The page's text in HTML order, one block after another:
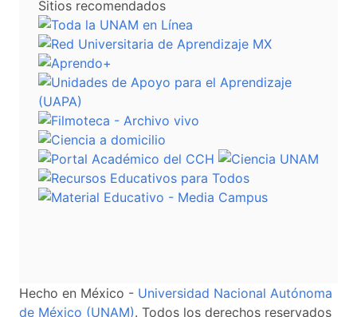
Sitios recomendados
Hecho en México - Universidad Nacional Autónoma
de México (UNAM). Todos los derechos reservados